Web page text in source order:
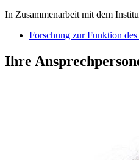
In Zusammenarbeit mit dem
Forschung zur Funktion
Ihre